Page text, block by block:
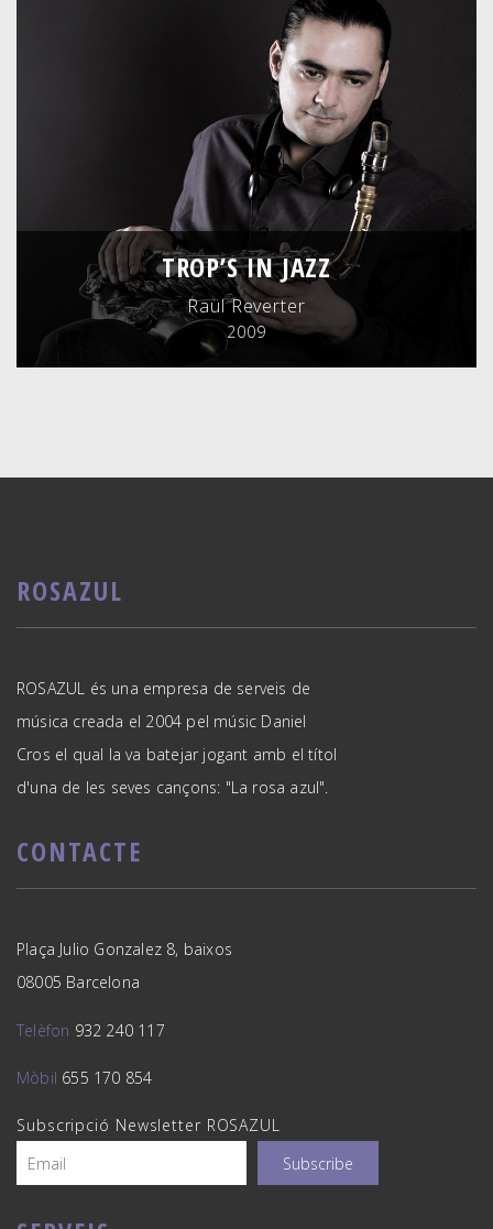
TROP’S IN JAZZ
Raül Reverter
2009
ROSAZUL
ROSAZUL és una empresa de serveis de
música creada el 2004 pel músic Daniel
Cros el qual la va batejar jogant amb el títol
d'una de les seves cançons: "La rosa azul".
CONTACTE
Plaça Julio Gonzalez 8, baixos
08005 Barcelona
Telèfon 932 240 117
Mòbil 655 170 854
Subscripció Newsletter ROSAZUL